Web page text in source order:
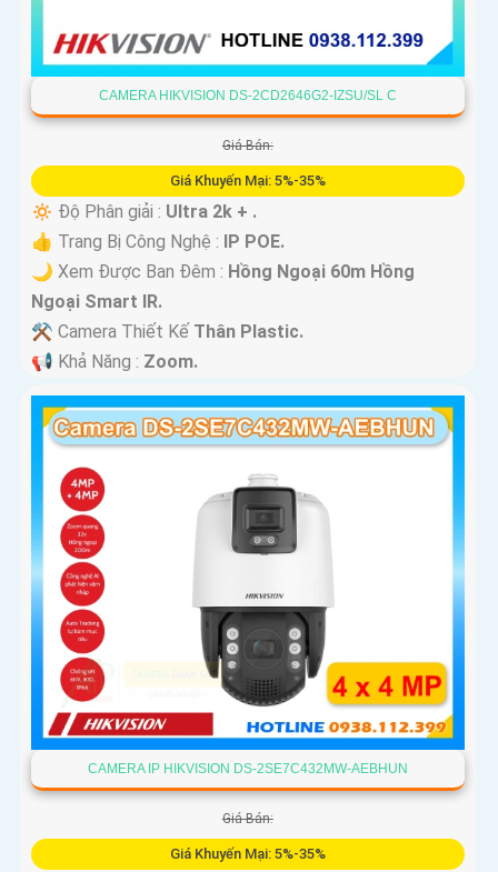
CAMERA HIKVISION DS-2CD2646G2-IZSU/SL C
Giá Bán:
Giá Khuyến Mại: 5%-35%
🔅 Độ Phân giải : Ultra 2k + .
👍 Trang Bị Công Nghệ : IP POE.
🌙 Xem Được Ban Đêm : Hồng Ngoại 60m Hồng
Ngoại Smart IR.
⚒ Camera Thiết Kế Thân Plastic.
️📢 Khả Năng : Zoom.
CAMERA IP HIKVISION DS-2SE7C432MW-AEBHUN
Giá Bán:
Giá Khuyến Mại: 5%-35%